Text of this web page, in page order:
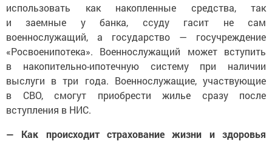
использовать как накопленные средства, так
и заемные у банка, ссуду гасит не сам
военнослужащий, а государство — госучреждение
«Росвоенипотека». Военнослужащий может вступить
в накопительно-ипотечную систему при наличии
выслуги в три года. Военнослужащие, участвующие
в СВО, смогут приобрести жилье сразу после
вступления в НИС.
— Как происходит страхование жизни и здоровья